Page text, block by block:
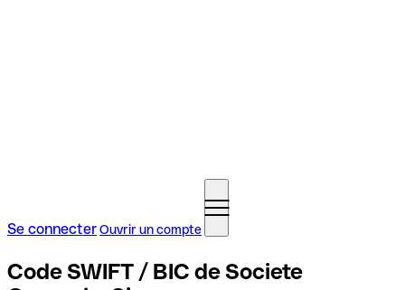
Se connecterOuvrir un compte
Code SWIFT / BIC de Societe